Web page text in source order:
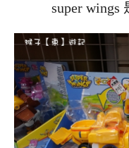
super wings